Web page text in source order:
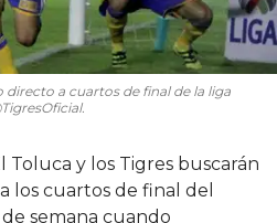
directo a cuartos de final de la liga
Toluca y los Tigres buscarán
los cuartos de final del
semana cuando